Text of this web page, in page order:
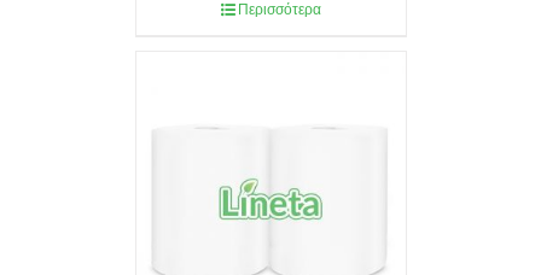
Περισσότερα